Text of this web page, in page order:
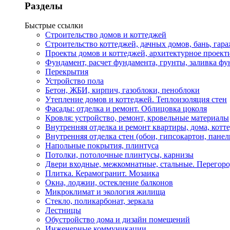
Разделы
Быстрые ссылки
Строительство домов и коттеджей
Строительство коттеджей, дачных домов, бань,
Проекты домов и коттеджей, архитектурное
Фундамент, расчет фундамента, грунты, заливка
Перекрытия
Устройство пола
Бетон, ЖБИ, кирпич, газоблоки, пеноблоки
Утепление домов и коттеджей. Теплоизоляция стен
Фасады: отделка и ремонт. Облицовка цоколя
Кровля: устройство, ремонт, кровельные материалы
Внутренняя отделка и ремонт квартиры, дома,
Внутренняя отделка стен (обои, гипсокартон,
Напольные покрытия, плинтуса
Потолки, потолочные плинтусы, карнизы
Двери входные, межкомнатные, стальные.
Плитка. Керамогранит. Мозаика
Окна, лоджии, остекление балконов
Микроклимат и экология жилища
Стекло, поликарбонат, зеркала
Лестницы
Обустройство дома и дизайн помещений